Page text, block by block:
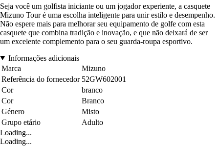
Seja você um golfista iniciante ou um jogador experiente, a casquete
Mizuno Tour é uma escolha inteligente para unir estilo e desempenho.
Não espere mais para melhorar seu equipamento de golfe com esta
casquete que combina tradição e inovação, e que não deixará de ser
um excelente complemento para o seu guarda-roupa esportivo.
Informações adicionais
Marca
Mizuno
Referência do fornecedor 52GW602001
Cor
branco
Cor
Branco
Género
Misto
Grupo etário
Adulto
Loading...
Loading...